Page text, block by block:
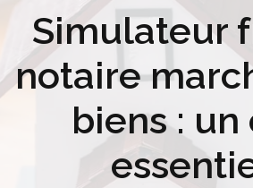
Simulateur
notaire
biens :